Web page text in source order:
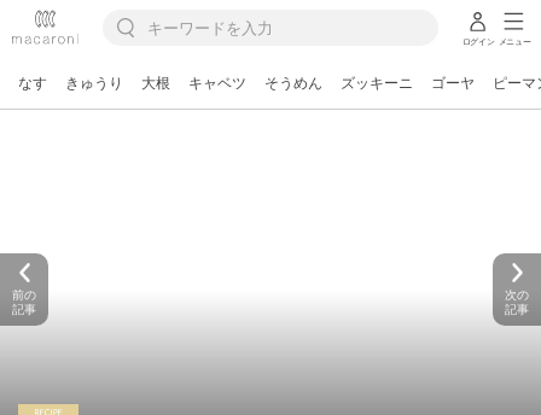
ログイン メニュー
なす きゅうり 大根 キャベツ そうめん ズッキーニ ゴーヤ ピーマ
前の
記事
次の
記事